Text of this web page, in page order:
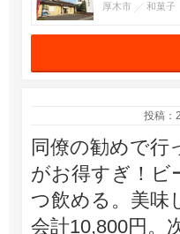
厚木市 和菓子
投稿：
同僚の勧めで
がお得すぎ！ビ
つ飲める。美味
会計10,800円。